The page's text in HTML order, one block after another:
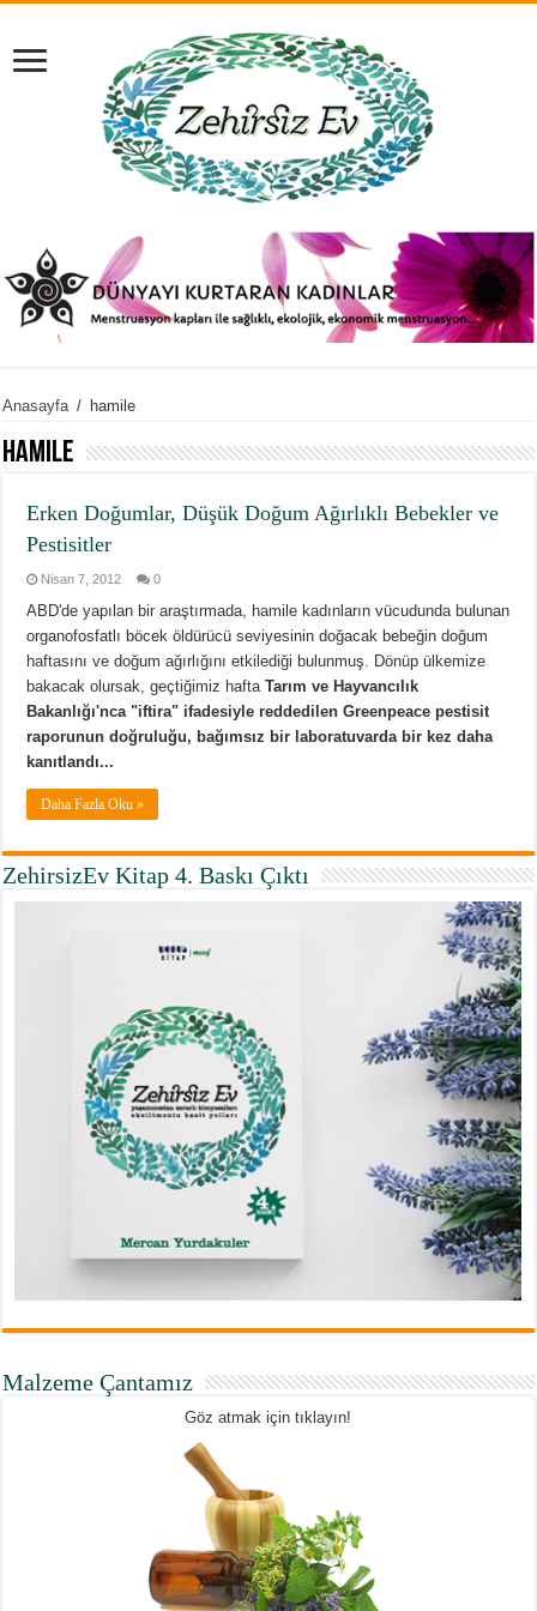
Anasayfa / hamile
hamile
Erken Doğumlar, Düşük Doğum Ağırlıklı Bebekler ve
Pestisitler
Nisan 7, 2012 0
ABD'de yapılan bir araştırmada, hamile kadınların vücudunda bulunan
organofosfatlı böcek öldürücü seviyesinin doğacak bebeğin doğum
haftasını ve doğum ağırlığını etkilediği bulunmuş. Dönüp ülkemize
bakacak olursak, geçtiğimiz haftaTarım ve Hayvancılık
Bakanlığı'nca "iftira" ifadesiyle reddedilen Greenpeace pestisit
raporunun doğruluğu, bağımsız bir laboratuvarda bir kez daha
kanıtlandı...
Daha Fazla Oku »
ZehirsizEv Kitap 4. Baskı Çıktı
Malzeme Çantamız
Göz atmak için tıklayın!